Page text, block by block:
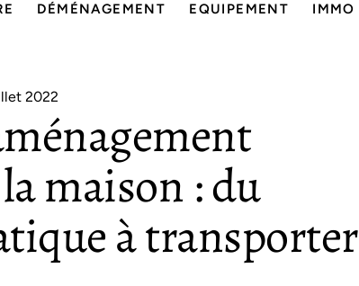
DÉMÉNAGEMENT EQUIPEMENT IMMO
2022
maison : du
à transporter